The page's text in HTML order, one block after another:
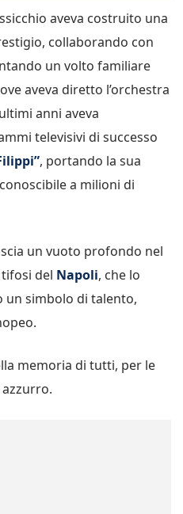
aveva costruito una
collaborando con
un volto familiare
aveva diretto l’orchestra
anni aveva
televisivi di successo
, portando la sua
a milioni di
un vuoto profondo nel
del Napoli, che lo
un simbolo di talento,
memoria di tutti, per le